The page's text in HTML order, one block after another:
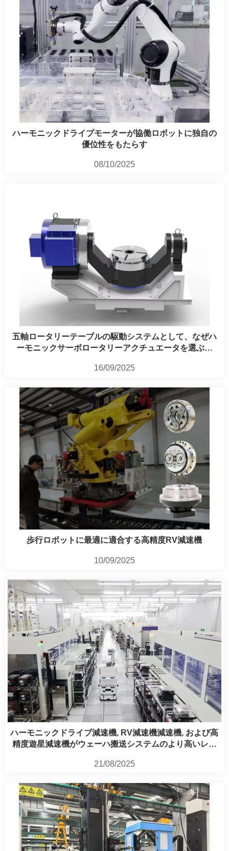
ハーモニックドライブモーターが協働ロボットに独自の
優位性をもたらす
08/10/2025
五軸ロータリーテーブルの駆動システムとして、なぜハ
ーモニックサーボロータリーアクチュエータを選ぶの
16/09/2025
歩行ロボットに最適に適合する高精度RV減速機
10/09/2025
ハーモニックドライブ減速機, RV減速機減速機, および高
精度遊星減速機がウェーハ搬送システムのより高いレベ
21/08/2025